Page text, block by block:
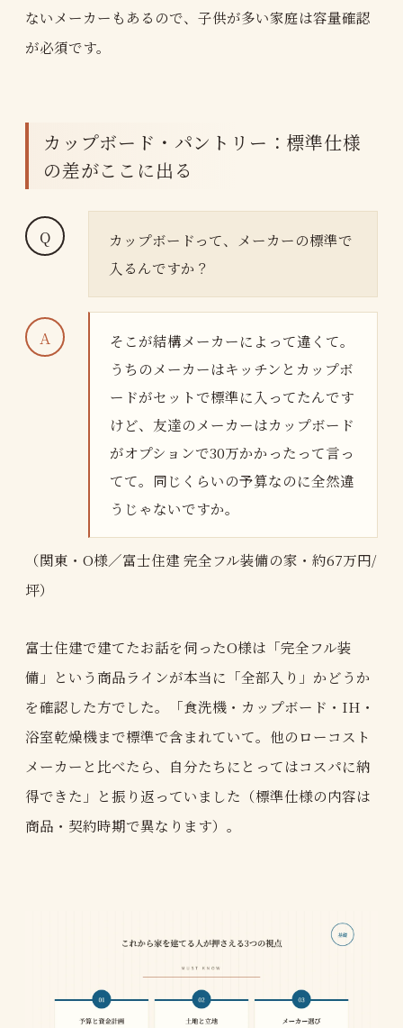
ないメーカーもあるので、子供が多い家庭は容量確認
が必須です。
カップボード・パントリー：標準仕様
の差がここに出る
カップボードって、メーカーの標準で
入るんですか？
そこが結構メーカーによって違くて。
うちのメーカーはキッチンとカップボ
ードがセットで標準に入ってたんです
けど、友達のメーカーはカップボード
がオプションで30万かかったって言っ
てて。同じくらいの予算なのに全然違
うじゃないですか。
（関東・O様／富士住建 完全フル装備の家・約67万円/
坪）
富士住建で建てたお話を伺ったO様は「完全フル装
備」という商品ラインが本当に「全部入り」かどうか
を確認した方でした。「食洗機・カップボード・IH・
浴室乾燥機まで標準で含まれていて。他のローコスト
メーカーと比べたら、自分たちにとってはコスパに納
得できた」と振り返っていました（標準仕様の内容は
商品・契約時期で異なります）。